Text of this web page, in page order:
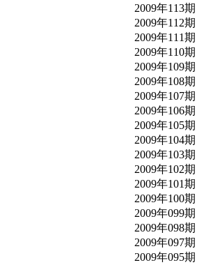
2009年113
2009年112
2009年111
2009年110
2009年109
2009年108
2009年107
2009年106
2009年105
2009年104
2009年103
2009年102
2009年101
2009年100
2009年099
2009年098
2009年097
2009年095